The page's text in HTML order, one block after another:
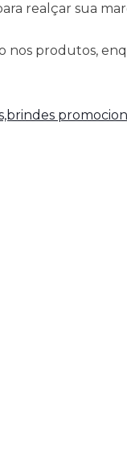
realçar sua
nos produtos,